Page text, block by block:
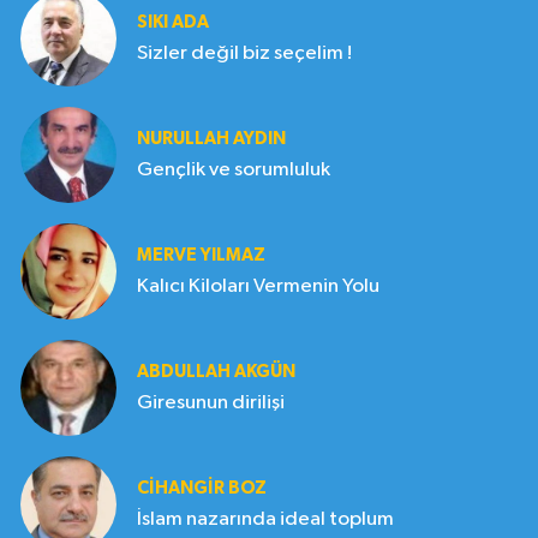
SIKI ADA
Sizler değil biz seçelim !
NURULLAH AYDIN
Gençlik ve sorumluluk
MERVE YILMAZ
Kalıcı Kiloları Vermenin Yolu
ABDULLAH AKGÜN
Giresunun dirilişi
CIHANGIR BOZ
İslam nazarında ideal toplum